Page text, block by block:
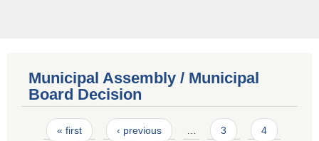
Municipal Assembly / Municipal
Board Decision
Pages
« first ‹ previous 3 4